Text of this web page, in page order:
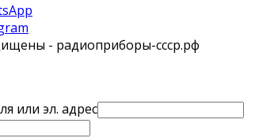
- радиоприборы-ссср.рф
или эл. адрес